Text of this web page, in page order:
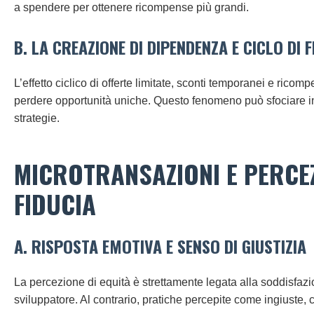
a spendere per ottenere ricompense più grandi.
B. LA CREAZIONE DI DIPENDENZA E CICLO DI
L’effetto ciclico di offerte limitate, sconti temporanei e
perdere opportunità uniche. Questo fenomeno può
strategie.
MICROTRANSAZIONI E
FIDUCIA
A. RISPOSTA EMOTIVA E SENSO DI GIUSTIZIA
La percezione di equità è strettamente legata alla
sviluppatore. Al contrario, pratiche percepite come